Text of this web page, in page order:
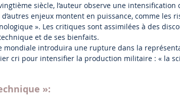
siècle, l’auteur observe une
enjeux montent en puissance, comme les
». Les critiques sont assimilées à des
et de ses bienfaits.
mondiale introduira une rupture dans la
cri pour intensifier la production militaire : « la
»: